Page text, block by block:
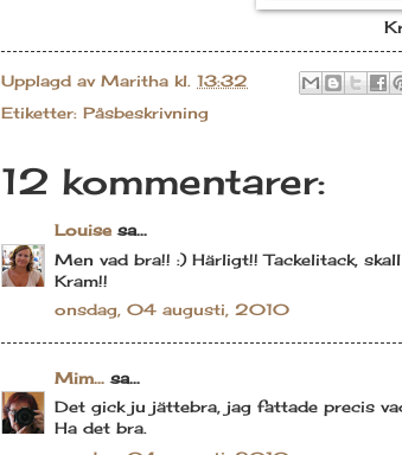
Upplagd av Maritha kl. 13:32
Etiketter: Påsbeskrivning
12 kommentarer:
Louise sa...
Men vad bra!! :) Härligt!! Tackelitack,
Kram!!
onsdag, 04 augusti, 2010
Mim... sa...
Det gick ju jättebra, jag fattade precis
Ha det bra.